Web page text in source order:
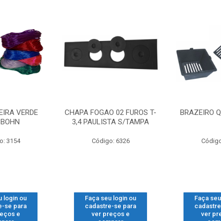
VERDE
3154
login ou
se para
e
CHAPA FOGAO 02 FUROS T-
3,4 PAULISTA S/TAMPA
Código: 6326
Faça seu login ou
cadastre-se para
ver preços e
BRAZEIRO
Faça
ver